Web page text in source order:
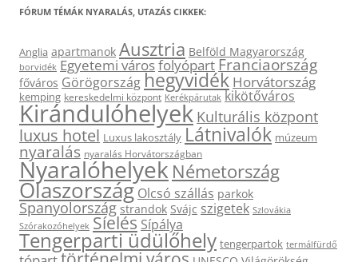
FÓRUM TÉMÁK NYARALÁS, UTAZÁS CIKKEK:
Anglia apartmanok Ausztria Belföld Magyarország
borvidék Egyetemi városfolyópartFranciaország
főváros Görögországhegyvidék Horvátország
kemping kereskedelmi központ Kerékpárutak kikötőváros
Kirándulóhelyek Kulturális központ
luxus hotel Luxus lakosztály Látnivalók múzeum
nyaralás nyaralás Horvátországban
Nyaralóhelyek Németország
Olaszország Olcsó szállás parkok
Spanyolország strandok Svájc szigetek Szlovákia
Szórakozóhelyek Síelés Sípálya
Tengerparti üdülőhely tengerpartok termálfürdő